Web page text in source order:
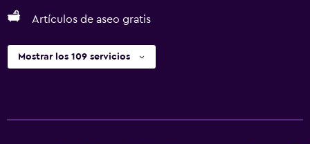
Artículos de aseo gratis
Mostrar los 109 servicios